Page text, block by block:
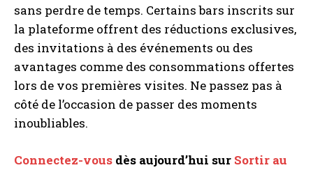
sans perdre de temps. Certains bars inscrits sur
la plateforme offrent des réductions exclusives,
des invitations à des événements ou des
avantages comme des consommations offertes
lors de vos premières visites. Ne passez pas à
côté de l’occasion de passer des moments
inoubliables.
Connectez-vous dès aujourd’hui sur Sortir au